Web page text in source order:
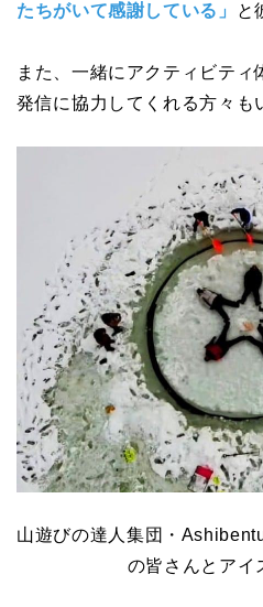
たちがいて感謝している」
と
また、一緒にアクティビティ
発信に協力してくれる方々も
山遊びの達人集団・
の皆さんとアイ